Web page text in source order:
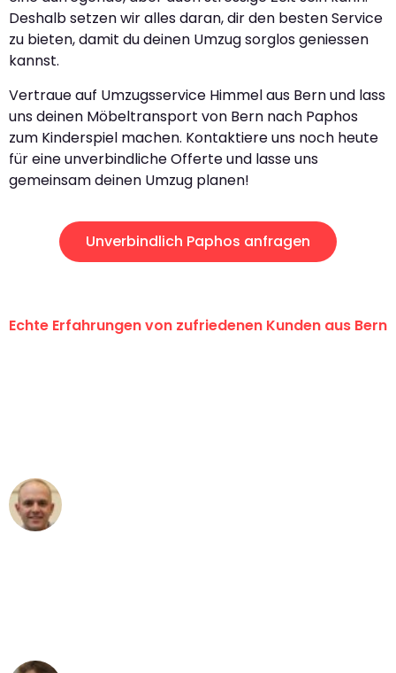
Deshalb setzen wir alles daran, dir den besten Service
zu bieten, damit du deinen Umzug sorglos geniessen
kannst.
Vertraue auf Umzugsservice Himmel aus Bern und lass
uns deinen Möbeltransport von Bern nach Paphos
zum Kinderspiel machen. Kontaktiere uns noch heute
für eine unverbindliche Offerte und lasse uns
gemeinsam deinen Umzug planen!
Unverbindlich Paphos anfragen
Echte Erfahrungen von zufriedenen Kunden aus Bern